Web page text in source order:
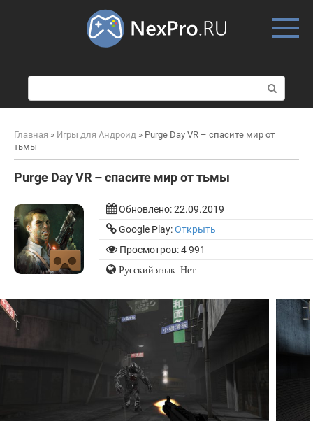
о
и
к
Главная » Игры для Андроид » Purge Day VR – спасите мир от
тьмы
Purge Day VR – спасите мир от тьмы
Обновлено:22.09.2019
Google Play:Открыть
Просмотров: 4 991
Русский язык: Нет